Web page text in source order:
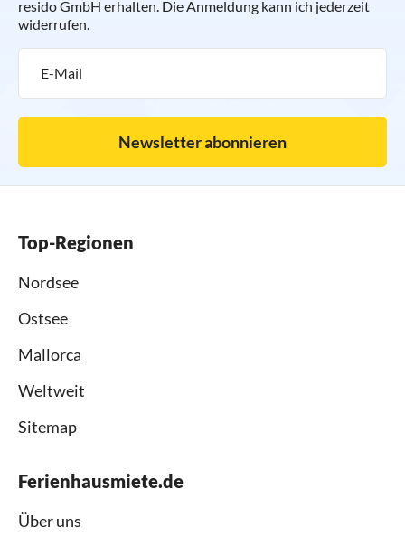
resido GmbH erhalten. Die Anmeldung kann ich jederzeit
widerrufen.
Newsletter abonnieren
Top-Regionen
Nordsee
Ostsee
Mallorca
Weltweit
Sitemap
Ferienhausmiete.de
Über uns